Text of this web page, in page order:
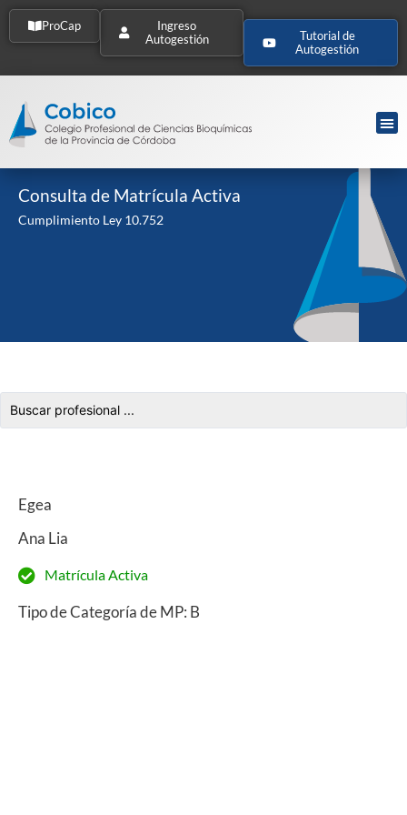
ProCap
Ingreso
Autogestión
Tutorial de
Autogestión
Consulta de Matrícula Activa
Cumplimiento Ley 10.752
Egea
Ana Lia
Matrícula Activa
Tipo de Categoría de MP: B